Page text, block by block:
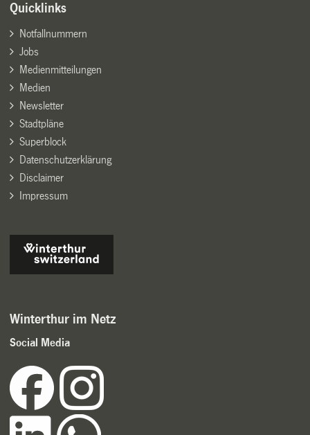
Quicklinks
Notfallnummern
Jobs
Medienmitteilungen
Medien
Newsletter
Stadtpläne
Superblock
Datenschutzerklärung
Disclaimer
Impressum
Winterthur im Netz
Social Media